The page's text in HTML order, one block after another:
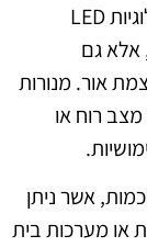
כיום פתרונות תאורה חכמים וייעודיים. טכנולוגיות LED
אלא גם
אור. מנורות
רוח או
אשר ניתן
או מערכות בית